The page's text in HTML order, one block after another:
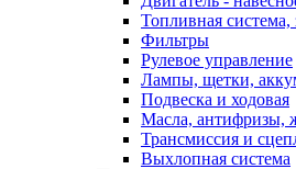
Топливная система,
Фильтры
Рулевое управление
Лампы, щетки,
Подвеска и ходовая
Масла, антифризы,
Трансмиссия и
Выхлопная система